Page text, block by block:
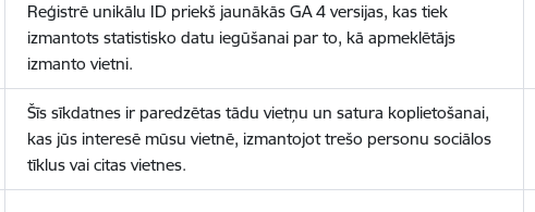
Reģistrē unikālu ID priekš jaunākās GA 4 versijas, kas tiek
izmantots statistisko datu iegūšanai par to, kā apmeklētājs
izmanto vietni.
Šīs sīkdatnes ir paredzētas tādu vietņu un satura koplietošanai,
kas jūs interesē mūsu vietnē, izmantojot trešo personu sociālos
tīklus vai citas vietnes.